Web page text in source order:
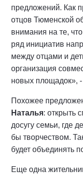
предложений. Как
отцов Тюменской
внимания на те,
ряд инициатив
между отцами и
организация
новых площадок»,
Похожее
Наталья: открыть
досугу семьи, где
бы творчеством.
будет объединять
Еще одна